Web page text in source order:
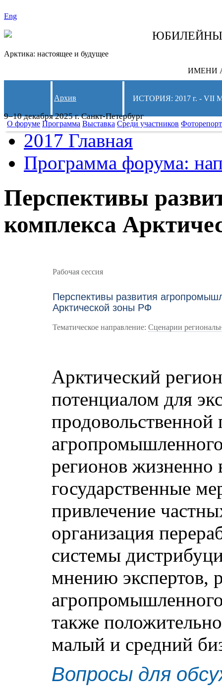
Eng
Арктика: настоящее и будущее
ИМЕНИ
9–10 декабря 2025 г. Санкт-Петербург
Архив ИСТОРИЯ: 2017 г. -
О форуме Программа Выставка Среди участников
2017 Главная
Программа форума:
Перспективы
комплекса
Рабочая сессия
Перспективы развития
Арктической зоны РФ
Тематическое направление:Сценарии
Арктический
потенциалом для
регионов
государственные
привлечение
организация
системы
мнению экспертов,
также
малый и средний
Вопросы для